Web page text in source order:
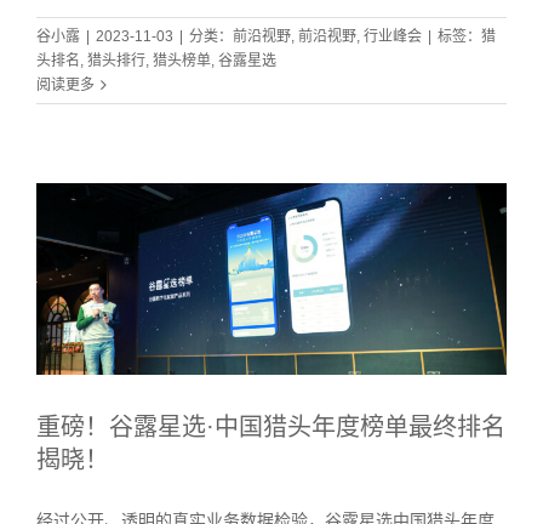
谷小露 2023-11-03 分类： 前沿视野, 前沿视野, 行业峰会 标签： 猎
头排名, 猎头排行, 猎头榜单, 谷露星选
阅读更多
重磅！谷露星选·中国猎头年度榜单最终排名
揭晓！
经过公开、透明的真实业务数据检验，谷露星选中国猎头年度